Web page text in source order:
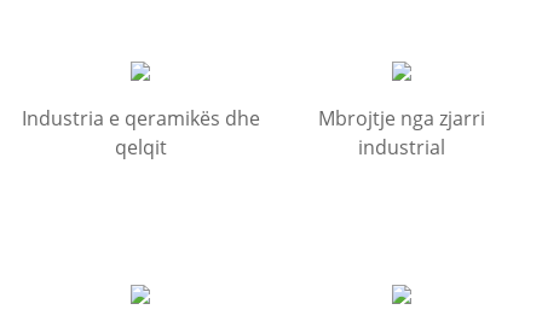
Industria e qeramikës dhe
qelqit
Mbrojtje nga zjarri
industrial